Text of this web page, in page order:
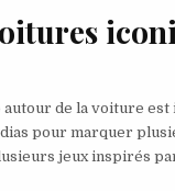
de la voiture
pour marquer
jeux inspirés